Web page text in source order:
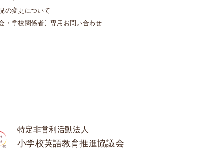
の変更について
・学校関係者】専用お問い合わせ
特定非営利活動法人
小学校英語教育推進協議会